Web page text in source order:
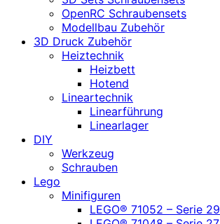
OpenRC Schraubensets
Modellbau Zubehör
3D Druck Zubehör
Heiztechnik
Heizbett
Hotend
Lineartechnik
Linearführung
Linearlager
DIY
Werkzeug
Schrauben
Lego
Minifiguren
LEGO® 71052 – Serie 29